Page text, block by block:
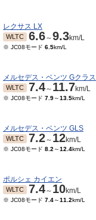
2015/10～2016/06
レクサス LX
WLTC 6.6～9.3km/L
※ JC08モード 6.5km/L
メルセデス・ベンツ Gクラス
WLTC 7.4～ 11.7km/L
※ JC08モード 7.9～13.5km/L
メルセデス・ベンツ GLS
WLTC 7.2～ 12km/L
※ JC08モード 8.2 ～12.4km/L
ポルシェ カイエン
WLTC 7.4～ 10km/L
※ JC08モード 7.4～11.2km/L